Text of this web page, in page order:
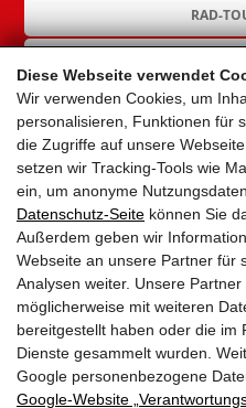
Diese Webseite verwendet
Wir verwenden Cookies, um
personalisieren, Funktionen für
die Zugriffe auf unsere
setzen wir Tracking-Tools wie
ein, um anonyme
Datenschutz-Seite können Sie
Außerdem geben wir
Webseite an unsere Partner für
Analysen weiter. Unsere
möglicherweise mit weiteren
bereitgestellt haben oder die im
Dienste gesammelt wurden.
Google personenbezogene
Google‑Website
RAD-
IMPRESSUM &